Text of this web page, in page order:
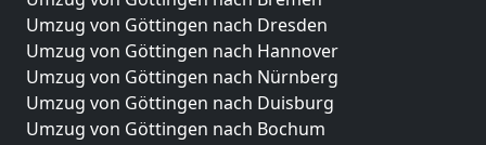
Umzug von Göttingen nach Dresden
Umzug von Göttingen nach Hannover
Umzug von Göttingen nach Nürnberg
Umzug von Göttingen nach Duisburg
Umzug von Göttingen nach Bochum